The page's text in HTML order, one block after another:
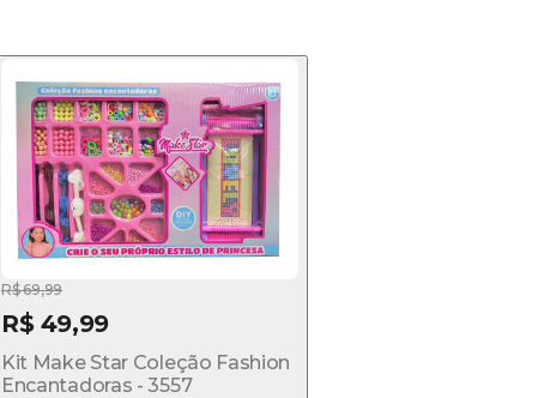
R$ 69,99
R$ 49,99
Kit Make Star Coleção Fashion
Encantadoras - 3557